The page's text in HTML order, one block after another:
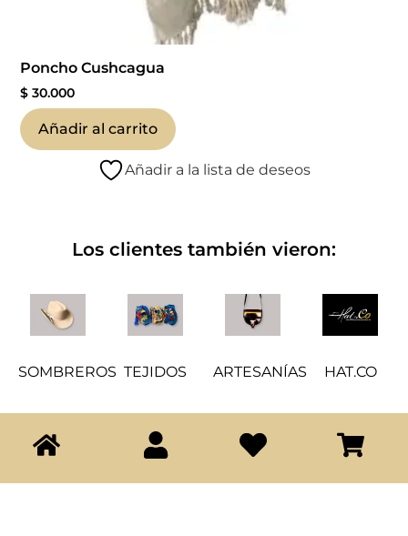
Poncho Cushcagua
$ 30.000
Añadir al carrito
Añadir a la lista de deseos
Los clientes también vieron:
SOMBREROS TEJIDOS ARTESANÍAS HAT.CO